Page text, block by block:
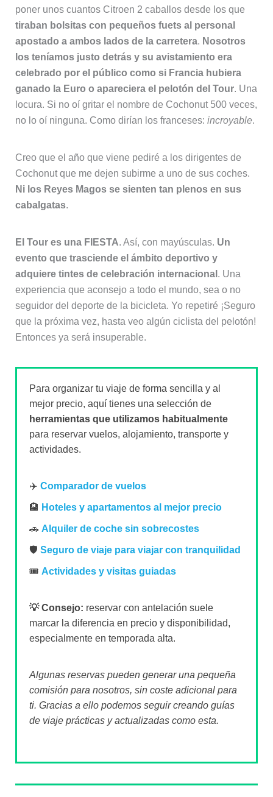
poner unos cuantos Citroen 2 caballos desde los que
tiraban bolsitas con pequeños fuets al personal
apostado a ambos lados de la carretera. Nosotros
los teníamos justo detrás y su avistamiento era
celebrado por el público como si Francia hubiera
ganado la Euro o apareciera el pelotón del Tour. Una
locura. Si no oí gritar el nombre de Cochonut 500 veces,
no lo oí ninguna. Como dirían los franceses: incroyable.
Creo que el año que viene pediré a los dirigentes de
Cochonut que me dejen subirme a uno de sus coches.
Ni los Reyes Magos se sienten tan plenos en sus
cabalgatas.
El Tour es una FIESTA. Así, con mayúsculas. Un
evento que trasciende el ámbito deportivo y
adquiere tintes de celebración internacional . Una
experiencia que aconsejo a todo el mundo, sea o no
seguidor del deporte de la bicicleta. Yo repetiré ¡Seguro
que la próxima vez, hasta veo algún ciclista del pelotón!
Entonces ya será insuperable.
Para organizar tu viaje de forma sencilla y al
mejor precio, aquí tienes una selección de
herramientas que utilizamos habitualmente
para reservar vuelos, alojamiento, transporte y
actividades.
✈️ Comparador de vuelos
🏨 Hoteles y apartamentos al mejor precio
🚗 Alquiler de coche sin sobrecostes
🛡️ Seguro de viaje para viajar con tranquilidad
🎟️ Actividades y visitas guiadas
💡 Consejo: reservar con antelación suele
marcar la diferencia en precio y disponibilidad,
especialmente en temporada alta.
Algunas reservas pueden generar una pequeña
comisión para nosotros, sin coste adicional para
ti. Gracias a ello podemos seguir creando guías
de viaje prácticas y actualizadas como esta.